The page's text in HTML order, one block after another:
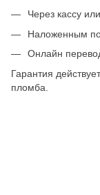
Через кассу
Наложенным
Онлайн
Гарантия
пломба.